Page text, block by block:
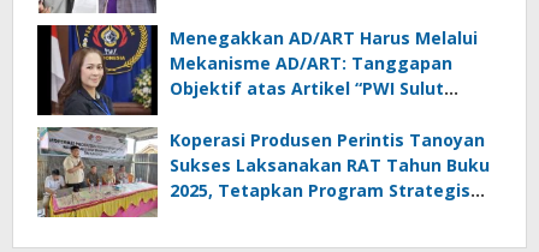
Menegakkan AD/ART Harus Melalui
Mekanisme AD/ART: Tanggapan
Objektif atas Artikel “PWI Sulut
Melanggar Aturan”
Koperasi Produsen Perintis Tanoyan
Sukses Laksanakan RAT Tahun Buku
2025, Tetapkan Program Strategis